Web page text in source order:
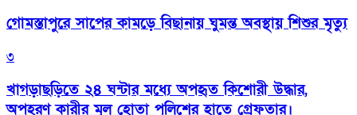
গোমস্তাপুরে সাপের কামড়ে বিছানায় ঘুমন্ত অবস্থায় শিশুর মৃত্যু
৩
খাগড়াছড়িতে ২৪ ঘন্টার মধ্যে অপহৃত কিশোরী উদ্ধার,
অপহরণ কারীর মূল হোতা পুলিশের হাতে গ্রেফতার।